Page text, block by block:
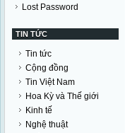
Lost Password
TIN TỨC
Tin tức
Cộng đồng
Tin Việt Nam
Hoa Kỳ và Thế giới
Kinh tế
Nghệ thuật